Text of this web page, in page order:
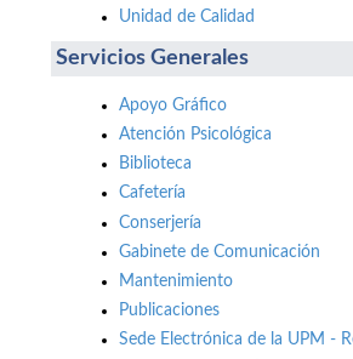
Unidad de Calidad
Servicios Generales
Apoyo Gráfico
Atención Psicológica
Biblioteca
Cafetería
Conserjería
Gabinete de Comunicación
Mantenimiento
Publicaciones
Sede Electrónica de la UPM -